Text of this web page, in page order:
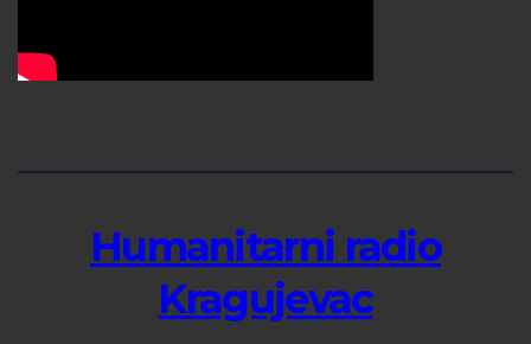
Humanitarni radio
Kragujevac